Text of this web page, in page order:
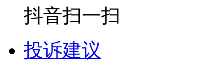
抖音扫一扫
投诉建议